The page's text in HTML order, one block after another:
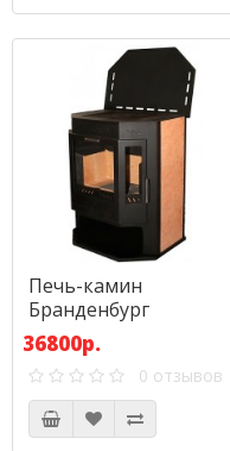
Печь-камин
Бранденбург
«Призма»
36800р.
0 отзывов